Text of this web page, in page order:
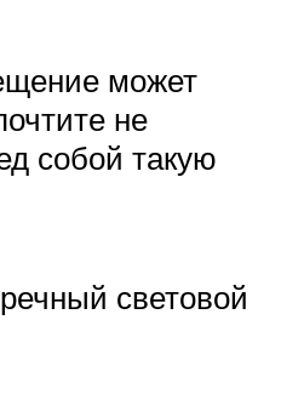
может
не
собой такую
световой